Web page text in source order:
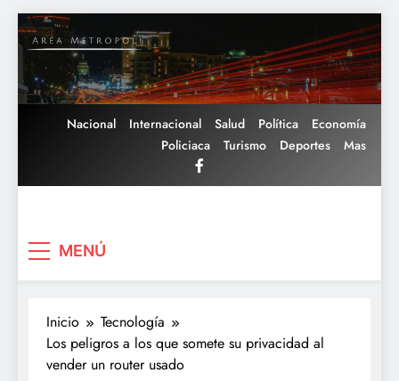
Saltar
al
contenido
Nacional Internacional Salud Política
Economía
Policiaca
Turismo Deportes Mas
MENÚ
Inicio
Tecnología
Los peligros a los que somete su privacidad al
vender un router usado